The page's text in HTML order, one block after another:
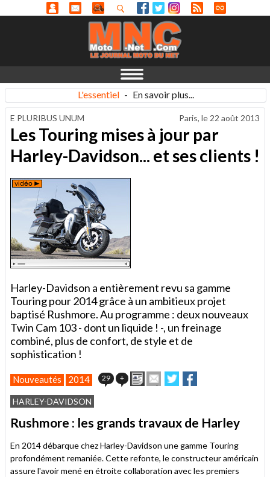
L'essentiel - En savoir plus...
E PLURIBUS UNUM Paris, le 22 août 2013
Les Touring mises à jour par
Harley-Davidson... et ses clients !
Harley-Davidson a entièrement revu sa gamme
Touring pour 2014 grâce à un ambitieux projet
baptisé Rushmore. Au programme : deux nouveaux
Twin Cam 103 - dont un liquide ! -, un freinage
combiné, plus de confort, de style et de
sophistication !
Nouveautés 2014 29 + ImprimerEnvoyer
cet
ami
Partager
sur
sur
HARLEY-DAVIDSON
Rushmore : les grands travaux de Harley
En 2014 débarque chez Harley-Davidson une gamme Touring
profondément remaniée. Cette refonte, le constructeur américain
assure l'avoir mené en étroite collaboration avec les premiers